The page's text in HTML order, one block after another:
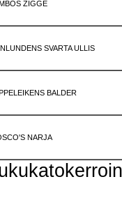
ZIGGE
SVARTA ULLIS
BALDER
NARJA